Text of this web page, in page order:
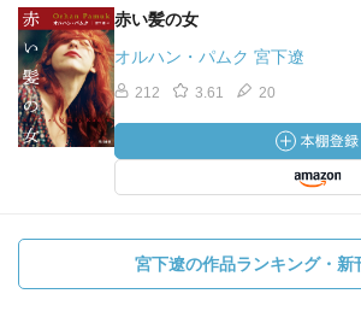
赤い髪の女
オルハン・パムク 宮下遼
212 3.61 20
宮下遼の作品ランキング・新